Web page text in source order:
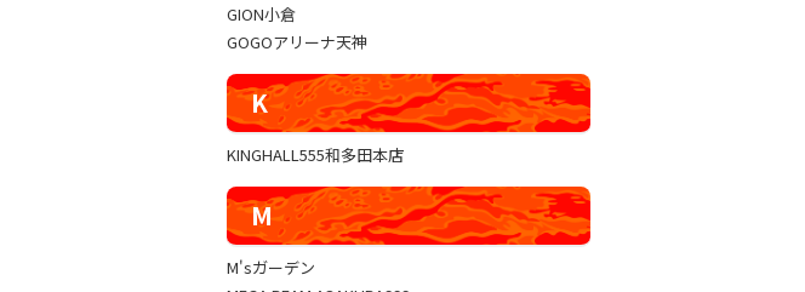
GION小倉
GOGOアリーナ天神
K
KINGHALL555和多田本店
M
M'sガーデン